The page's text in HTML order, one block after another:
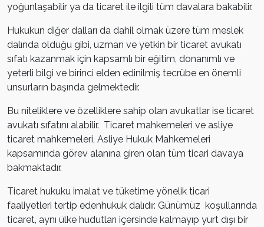
yoğunlaşabilir ya da ticaret ile ilgili tüm davalara bakabilir.
Hukukun diğer dalları da dahil olmak üzere tüm meslek
dalında olduğu gibi, uzman ve yetkin bir ticaret avukatı
sıfatı kazanmak için kapsamlı bir eğitim, donanımlı ve
yeterli bilgi ve birinci elden edinilmiş tecrübe en önemli
unsurların başında gelmektedir.
Bu niteliklere ve özelliklere sahip olan avukatlar ise ticaret
avukatı sıfatını alabilir. Ticaret mahkemeleri ve asliye
ticaret mahkemeleri, Asliye Hukuk Mahkemeleri
kapsamında görev alanına giren olan tüm ticari davaya
bakmaktadır.
Ticaret hukuku imalat ve tüketime yönelik ticari
faaliyetleri tertip edenhukuk dalıdır. Günümüz koşullarında
ticaret, aynı ülke hudutları içersinde kalmayıp yurt dışı bir